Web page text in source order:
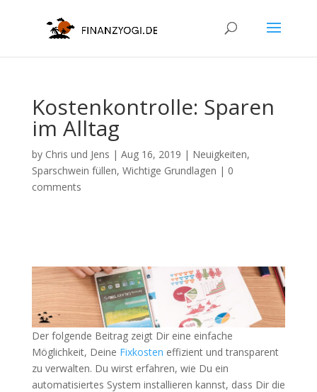
Kostenkontrolle: Sparen
im Alltag
by Chris und Jens | Aug 16, 2019 | Neuigkeiten,
Sparschwein füllen, Wichtige Grundlagen | 0
comments
Der folgende Beitrag zeigt Dir eine einfache
Möglichkeit, Deine Fixkosten effizient und transparent
zu verwalten. Du wirst erfahren, wie Du ein
automatisiertes System installieren kannst, dass Dir die